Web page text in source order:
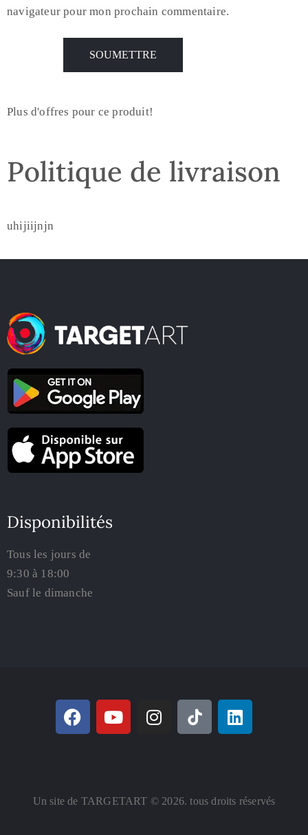
navigateur pour mon prochain commentaire.
Plus d'offres pour ce produit!
Politique de livraison
uhijiijnjn
Disponibilités
Tous les jours de
9:30 à 18:00
Sauf le dimanche
Un site de TARGETART © 2026. tous droits réservés